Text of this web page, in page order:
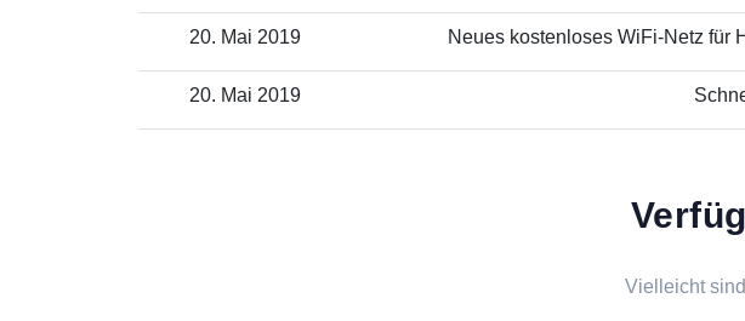
20. Mai 2019 Neues kostenloses WiFi-Netz für
20. Mai 2019
Vielleicht